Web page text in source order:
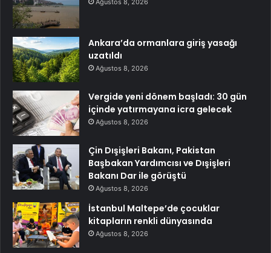
Ağustos 8, 2026
Ankara’da ormanlara giriş yasağı
uzatıldı
Ağustos 8, 2026
Vergide yeni dönem başladı: 30 gün
içinde yatırmayana icra gelecek
Ağustos 8, 2026
Çin Dışişleri Bakanı, Pakistan
Başbakan Yardımcısı ve Dışişleri
Bakanı Dar ile görüştü
Ağustos 8, 2026
İstanbul Maltepe’de çocuklar
kitapların renkli dünyasında
Ağustos 8, 2026